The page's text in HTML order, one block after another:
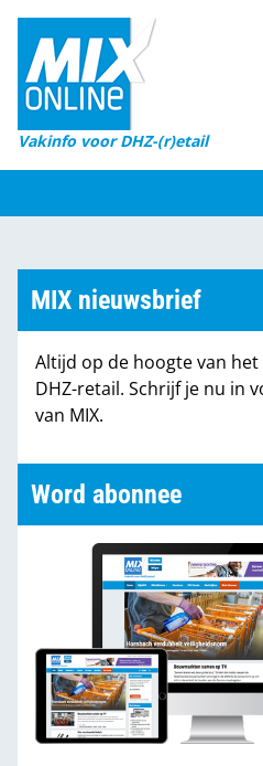
Vakinfo voor DHZ-(r)etail
Home
Magazines
DHZ Sessie
Marktcijfers
Partners
MIX nieuwsbrief
Altijd op de hoogte van
DHZ-retail. Schrijf je nu in
van MIX.
Word abonnee